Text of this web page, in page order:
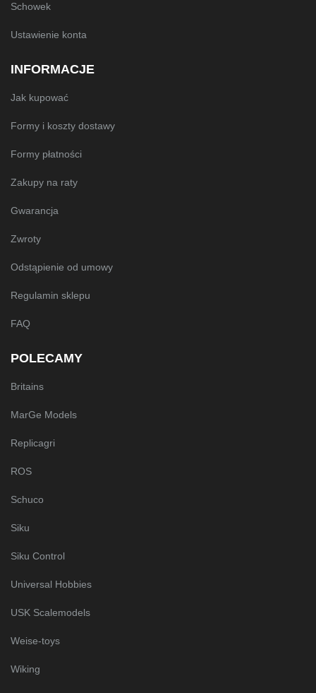
Schowek
Ustawienie konta
INFORMACJE
Jak kupować
Formy i koszty dostawy
Formy płatności
Zakupy na raty
Gwarancja
Zwroty
Odstąpienie od umowy
Regulamin sklepu
FAQ
POLECAMY
Britains
MarGe Models
Replicagri
ROS
Schuco
Siku
Siku Control
Universal Hobbies
USK Scalemodels
Weise-toys
Wiking